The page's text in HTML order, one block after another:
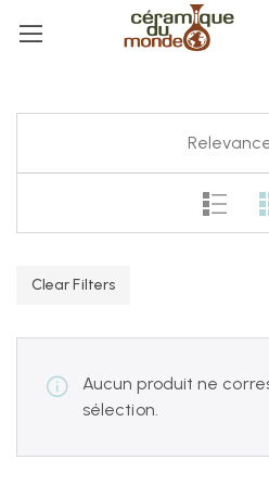
Clear Filters
Aucun produit ne
sélection.